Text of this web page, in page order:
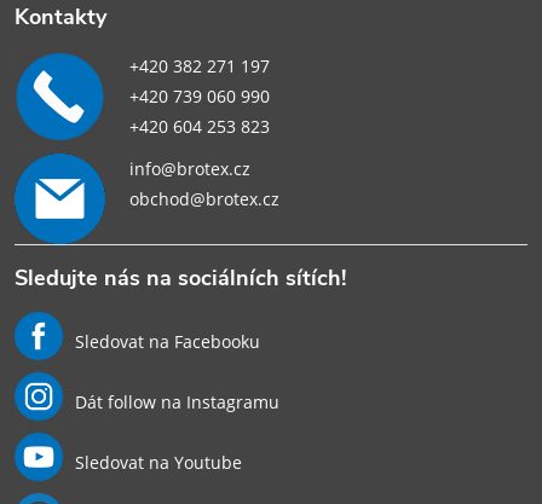
Kontakty
+420 382 271 197
+420 739 060 990
+420 604 253 823
info@brotex.cz
obchod@brotex.cz
Sledujte nás na sociálních sítích!
Sledovat na Facebooku
Dát follow na Instagramu
Sledovat na Youtube